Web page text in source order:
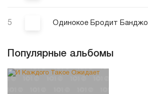
5 Одинокое Бродит Банджо
Популярные альбомы